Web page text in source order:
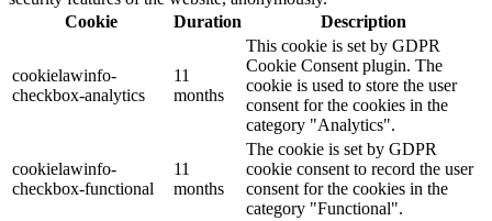
Cookie
Duration Description
cookielawinfo-
checkbox-analytics
11
months
This cookie is set by GDPR
Cookie Consent plugin. The
cookie is used to store the user
consent for the cookies in the
category "Analytics".
cookielawinfo-
checkbox-functional
11
months
The cookie is set by GDPR
cookie consent to record the user
consent for the cookies in the
category "Functional".